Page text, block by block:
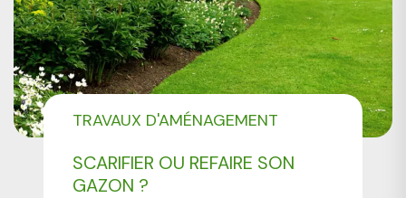
SCARIFIER OU REFAIRE SON
GAZON ?
TRAVAUX D'AMÉNAGEMENT